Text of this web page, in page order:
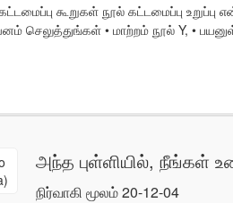
கூறுகள் நூல் கட்டமைப்பு
செலுத்துங்கள் • மாற்றம் நூல் Y, •
அந்த புள்ளியில், நீங்கள்
நிர்வாகி மூலம் 20-12-04